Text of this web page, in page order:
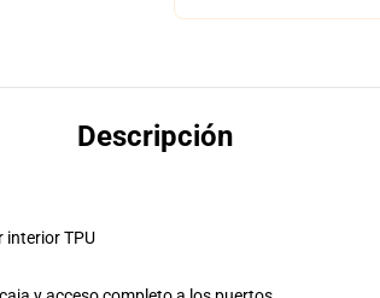
Descripción
interior TPU